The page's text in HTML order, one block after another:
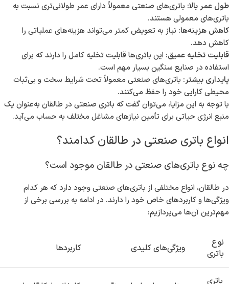
طول عمر بالا: باتری‌های صنعتی معمولاً دارای عمر طولانی‌تری نسبت به
باتری‌های معمولی هستند.
کاهش هزینه‌ها: نیاز به تعویض کمتر می‌تواند هزینه‌های عملیاتی را
کاهش دهد.
قابلیت تخلیه عمیق: این باتری‌ها قابلیت تخلیه کامل را دارند که برای
استفاده در صنایع سنگین بسیار مهم است.
پایداری بیشتر: باتری‌های صنعتی معمولاً تحت شرایط سخت و بی‌ثبات
محیطی کارایی خود را حفظ می‌کنند.
با توجه به این مزایا، می‌توان گفت که باتری صنعتی در طالقان به‌عنوان یک
منبع انرژی حیاتی برای تأمین نیازهای مشاغل مختلف به حساب می‌آید.
انواع باتری صنعتی در طالقان کدامند؟
چه نوع باتری‌های صنعتی در طالقان موجود است؟
در طالقان، انواع مختلفی از باتری‌های صنعتی وجود دارد که هر کدام
ویژگی‌ها و کاربردهای خاص خود را دارند. در ادامه به بررسی برخی از
مهم‌ترین آن‌ها می‌پردازیم:
نوع
باتری
ویژگی‌های کلیدی کاربردها
باتری